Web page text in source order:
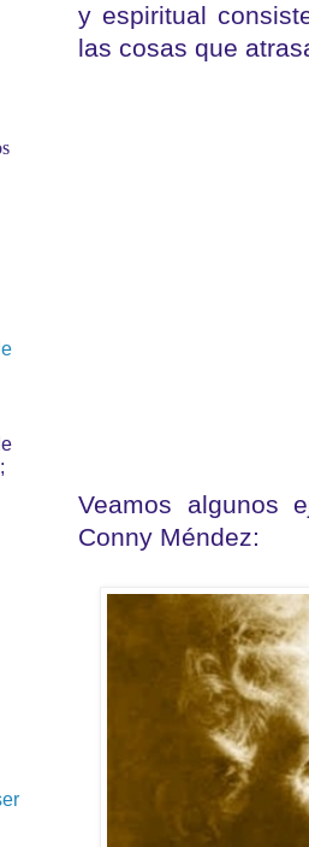
y espiritual
las cosas que
Veamos algunos
Conny Méndez: